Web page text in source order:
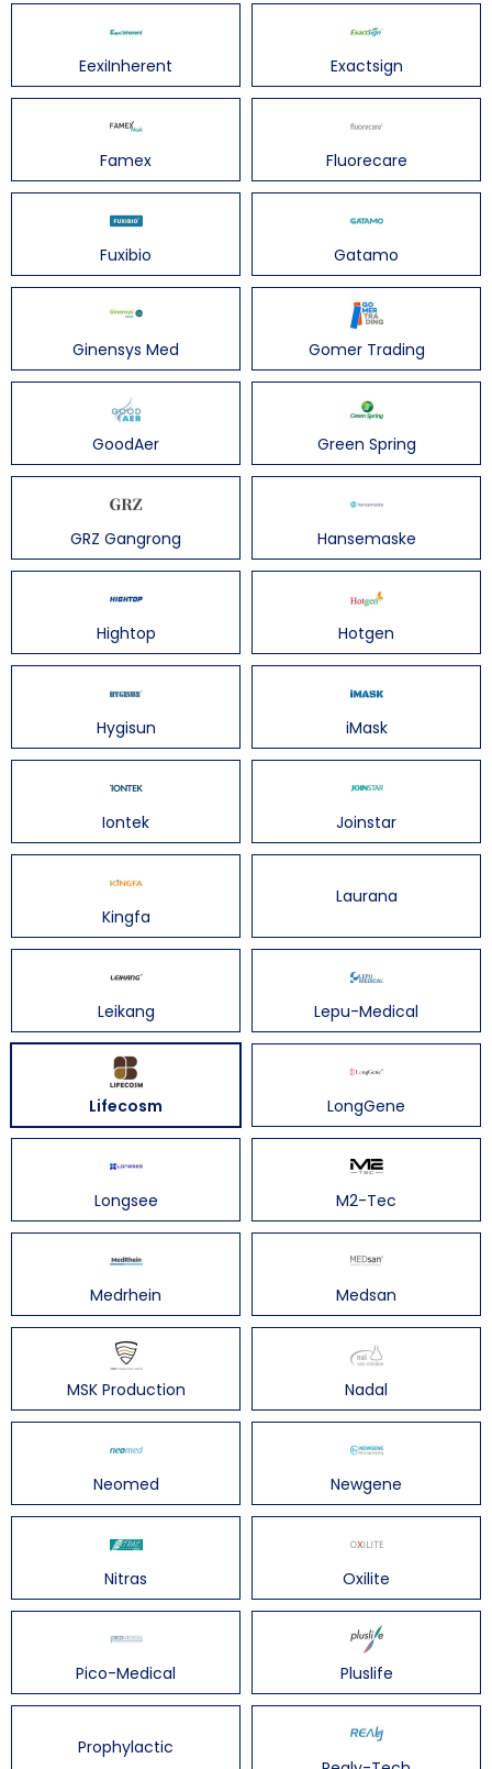
EexiInherent Exactsign
Famex Fluorecare
Fuxibio Gatamo
Ginensys Med Gomer Trading
GoodAer Green Spring
GRZ Gangrong Hansemaske
Hightop Hotgen
Hygisun iMask
Iontek Joinstar
Kingfa
Laurana
Leikang Lepu-Medical
Lifecosm LongGene
Longsee M2-Tec
Medrhein Medsan
MSK Production Nadal
Neomed Newgene
Nitras Oxilite
Pico-Medical Pluslife
Prophylactic